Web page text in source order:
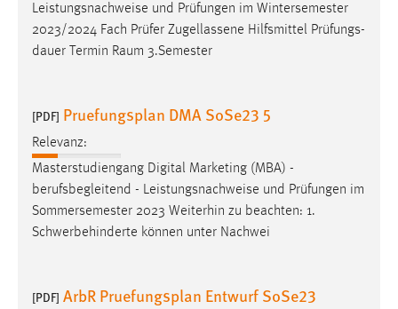
Leistungsnachweise und Prüfungen im Wintersemester
2023/2024 Fach Prüfer Zugellassene Hilfsmittel Prüfungs-
dauer Termin Raum 3.Semester
[PDF] Pruefungsplan DMA SoSe23 5
Relevanz:
Masterstudiengang Digital Marketing (MBA) -
berufsbegleitend - Leistungsnachweise und Prüfungen im
Sommersemester 2023 Weiterhin zu beachten: 1.
Schwerbehinderte können unter Nachwei
[PDF] ArbR Pruefungsplan Entwurf SoSe23